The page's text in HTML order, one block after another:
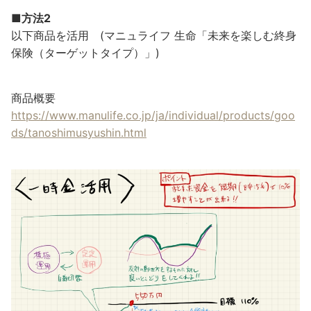
■方法2
以下商品を活用 (マニュライフ 生命「未来を楽しむ終身
保険（ターゲットタイプ）」)
商品概要
https://www.manulife.co.jp/ja/individual/products/goo
ds/tanoshimusyushin.html